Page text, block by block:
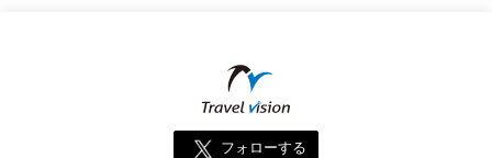
フォローする